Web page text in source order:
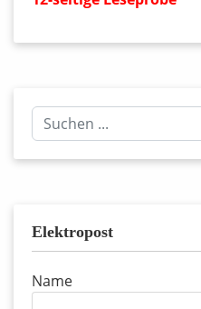
Suchen
...
Elektropost
Name